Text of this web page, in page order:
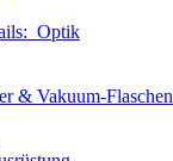
Optik
& Vakuum-Flaschen